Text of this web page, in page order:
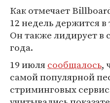
Как отмечает
12 недель держится
Он также лидирует в
года.
19 июлясообщалось,
самой популярной
стриминговых